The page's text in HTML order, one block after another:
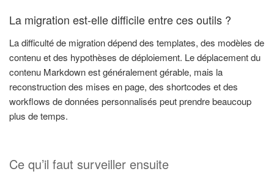
La migration est-elle difficile entre ces outils ?
La difficulté de migration dépend des templates, des modèles de
contenu et des hypothèses de déploiement. Le déplacement du
contenu Markdown est généralement gérable, mais la
reconstruction des mises en page, des shortcodes et des
workflows de données personnalisés peut prendre beaucoup
plus de temps.
Ce qu’il faut surveiller ensuite